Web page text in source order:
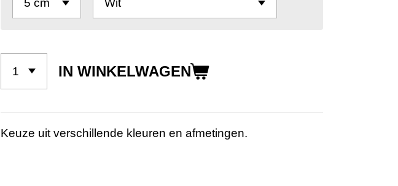
IN WINKELWAGEN
Keuze uit verschillende kleuren en afmetingen.